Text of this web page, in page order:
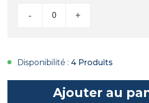
- +
Disponibilité : 4 Produits
Ajouter au